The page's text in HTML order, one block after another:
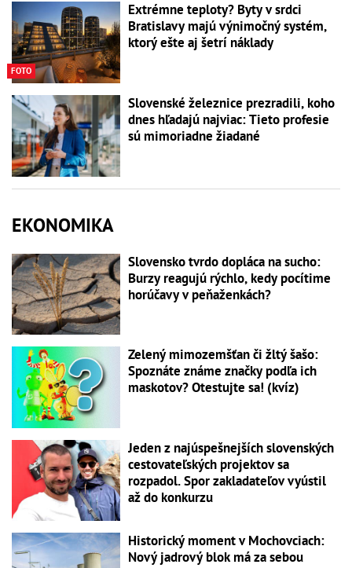
FOTO
Extrémne teploty? Byty v srdci
Bratislavy majú výnimočný systém,
ktorý ešte aj šetrí náklady
Slovenské železnice prezradili, koho
dnes hľadajú najviac: Tieto profesie
sú mimoriadne žiadané
EKONOMIKA
Slovensko tvrdo dopláca na sucho:
Burzy reagujú rýchlo, kedy pocítime
horúčavy v peňaženkách?
Zelený mimozemšťan či žltý šašo:
Spoznáte známe značky podľa ich
maskotov? Otestujte sa! (kvíz)
Jeden z najúspešnejších slovenských
cestovateľských projektov sa
rozpadol. Spor zakladateľov vyústil
až do konkurzu
Historický moment v Mochovciach:
Nový jadrový blok má za sebou